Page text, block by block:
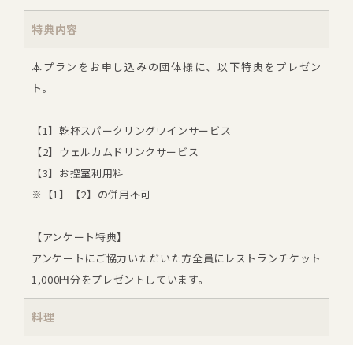
特典内容
本プランをお申し込みの団体様に、以下特典をプレゼン
ト。
【1】乾杯スパークリングワインサービス
【2】ウェルカムドリンクサービス
【3】お控室利用料
※【1】【2】の併用不可
【アンケート特典】
アンケートにご協力いただいた方全員にレストランチケット
1,000円分をプレゼントしています。
料理